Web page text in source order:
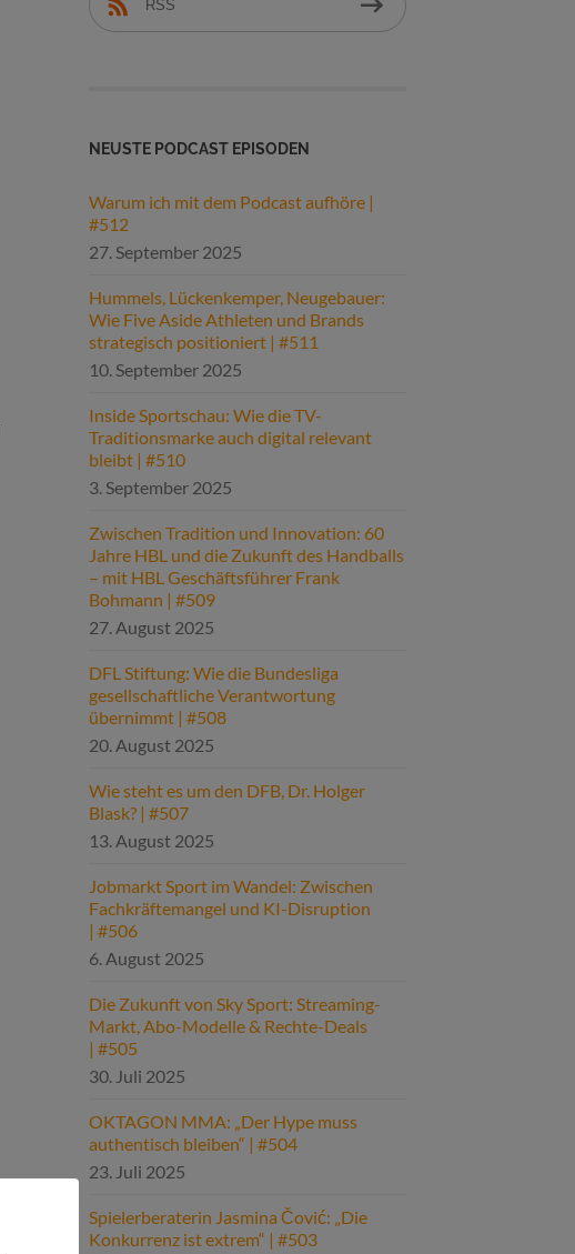
RSS
NEUSTE PODCAST EPISODEN
Warum ich mit dem Podcast aufhöre |
#512
27. September 2025
Hummels, Lückenkemper, Neugebauer:
Wie Five Aside Athleten und Brands
strategisch positioniert | #511
10. September 2025
Inside Sportschau: Wie die TV-
Traditionsmarke auch digital relevant
bleibt | #510
3. September 2025
Zwischen Tradition und Innovation: 60
Jahre HBL und die Zukunft des Handballs
– mit HBL Geschäftsführer Frank
Bohmann | #509
27. August 2025
DFL Stiftung: Wie die Bundesliga
gesellschaftliche Verantwortung
übernimmt | #508
20. August 2025
Wie steht es um den DFB, Dr. Holger
Blask? | #507
13. August 2025
Jobmarkt Sport im Wandel: Zwischen
Fachkräftemangel und KI-Disruption
| #506
6. August 2025
Die Zukunft von Sky Sport: Streaming-
Markt, Abo-Modelle & Rechte-Deals
| #505
30. Juli 2025
OKTAGON MMA: „Der Hype muss
authentisch bleiben“ | #504
23. Juli 2025
Spielerberaterin Jasmina Čović: „Die
Konkurrenz ist extrem“ | #503